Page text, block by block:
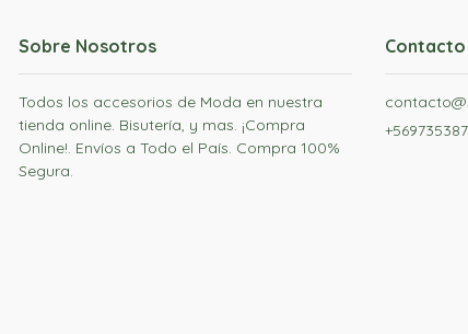
Sobre Nosotros
Todos los accesorios de Moda en nuestra
tienda online. Bisutería, y mas. ¡Compra
Online!. Envíos a Todo el País. Compra 100%
Segura.
Contacto